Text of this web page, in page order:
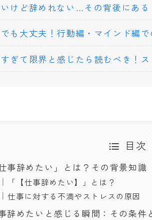
けど辞めれない…その背後にある
も大丈夫！行動編・マインド編
すぎて限界と感じたら読むべき！
目次
仕事辞めたい」とは？その背景知識
「【仕事辞めたい】」とは？
仕事に対する不満やストレスの原因
辞めたいと感じる瞬間：その条件